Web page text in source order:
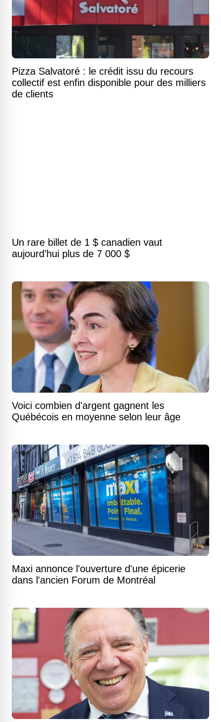
Pizza Salvatoré : le crédit issu du recours
collectif est enfin disponible pour des milliers
de clients
Un rare billet de 1 $ canadien vaut
aujourd'hui plus de 7 000 $
Voici combien d'argent gagnent les
Québécois en moyenne selon leur âge
Maxi annonce l'ouverture d'une épicerie
dans l'ancien Forum de Montréal